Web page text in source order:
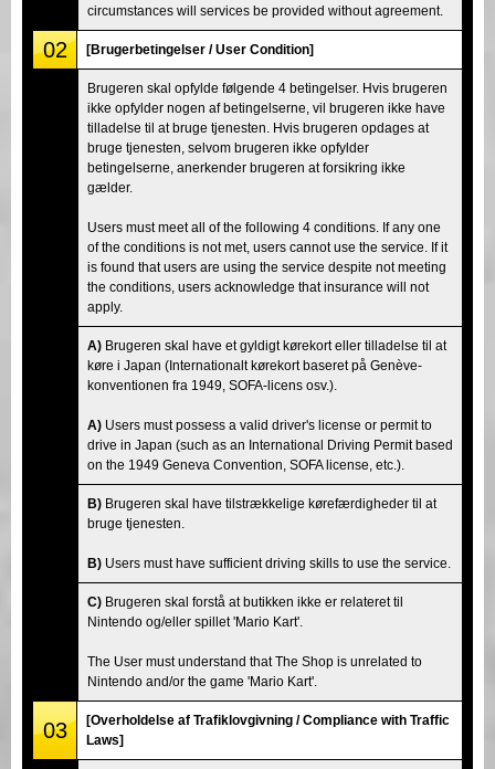
circumstances will services be provided without agreement.
02 [Brugerbetingelser / User Condition]
Brugeren skal opfylde følgende 4 betingelser. Hvis brugeren
ikke opfylder nogen af betingelserne, vil brugeren ikke have
tilladelse til at bruge tjenesten. Hvis brugeren opdages at
bruge tjenesten, selvom brugeren ikke opfylder
betingelserne, anerkender brugeren at forsikring ikke
gælder.
Users must meet all of the following 4 conditions. If any one
of the conditions is not met, users cannot use the service. If it
is found that users are using the service despite not meeting
the conditions, users acknowledge that insurance will not
apply.
A) Brugeren skal have et gyldigt kørekort eller tilladelse til at
køre i Japan (Internationalt kørekort baseret på Genève-
konventionen fra 1949, SOFA-licens osv.).
A) Users must possess a valid driver's license or permit to
drive in Japan (such as an International Driving Permit based
on the 1949 Geneva Convention, SOFA license, etc.).
B) Brugeren skal have tilstrækkelige kørefærdigheder til at
bruge tjenesten.
B) Users must have sufficient driving skills to use the service.
C) Brugeren skal forstå at butikken ikke er relateret til
Nintendo og/eller spillet 'Mario Kart'.
The User must understand that The Shop is unrelated to
Nintendo and/or the game 'Mario Kart'.
03
[Overholdelse af Trafiklovgivning / Compliance with Traffic
Laws]